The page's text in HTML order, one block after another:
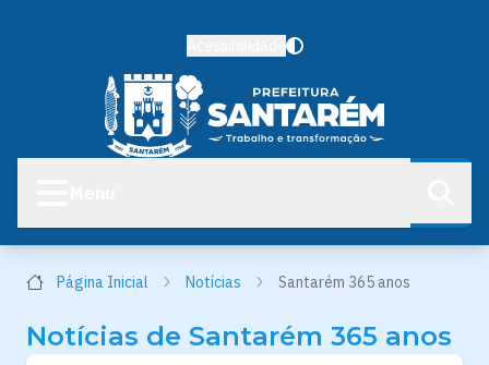
Página Inicial Notícias Santarém 365 anos
Notícias de Santarém 365 anos